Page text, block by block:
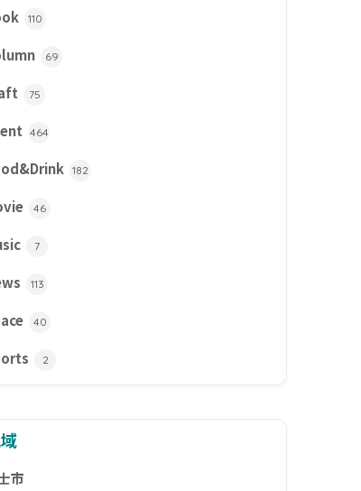
110
69
75
464
182
46
7
113
40
2
市